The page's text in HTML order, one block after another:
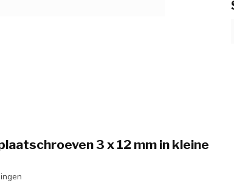
3 x 12 mm in kleine